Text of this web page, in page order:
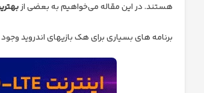
هستند. در این مقاله می‌خواهیم به بعضی از
برنامه های بسیاری برای هک بازی‎های اندروید وجود دارد که شامل آیتم‎های